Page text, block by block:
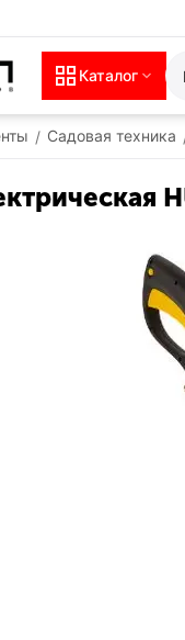
Каталог
/ Садовая техника